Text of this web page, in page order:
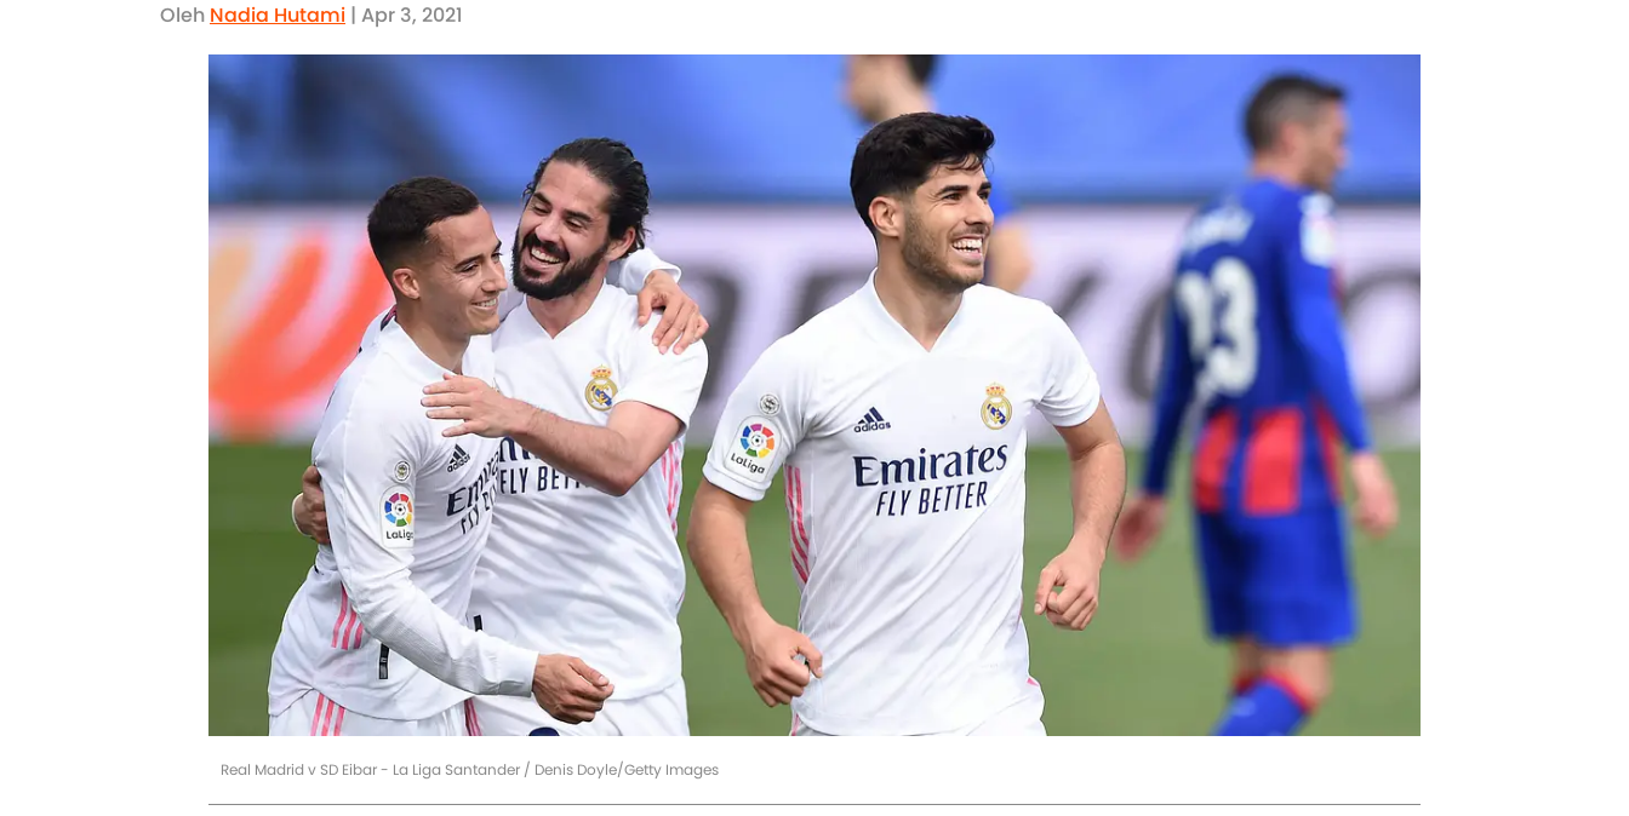
Oleh Nadia Hutami | Apr 3, 2021
Real Madrid v SD Eibar - La Liga Santander / Denis Doyle/Getty Images